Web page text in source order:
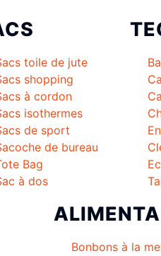
toile de jute
shopping
à cordon
isothermes
de sport
de bureau
Bag
à dos
Bonbons à la